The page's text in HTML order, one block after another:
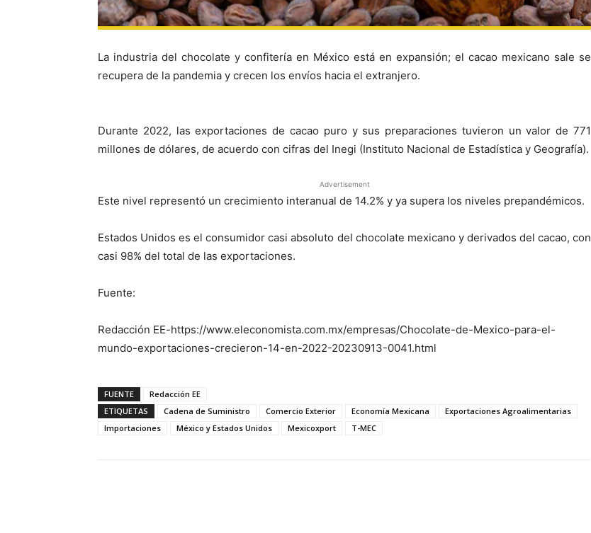
La industria del chocolate y confitería en México está en expansión; el cacao mexicano sale se
recupera de la pandemia y crecen los envíos hacia el extranjero.
Durante 2022, las exportaciones de cacao puro y sus preparaciones tuvieron un valor de 771
millones de dólares, de acuerdo con cifras del Inegi (Instituto Nacional de Estadística y Geografía).
Advertisement
Este nivel representó un crecimiento interanual de 14.2% y ya supera los niveles prepandémicos.
Estados Unidos es el consumidor casi absoluto del chocolate mexicano y derivados del cacao, con
casi 98% del total de las exportaciones.
Fuente:
Redacción EE-https://www.eleconomista.com.mx/empresas/Chocolate-de-Mexico-para-el-
mundo-exportaciones-crecieron-14-en-2022-20230913-0041.html
FUENTE
Redacción EE
ETIQUETAS
Cadena de Suministro Comercio Exterior Economía Mexicana
Exportaciones Agroalimentarias
Importaciones
México y Estados Unidos Mexicoxport T-MEC